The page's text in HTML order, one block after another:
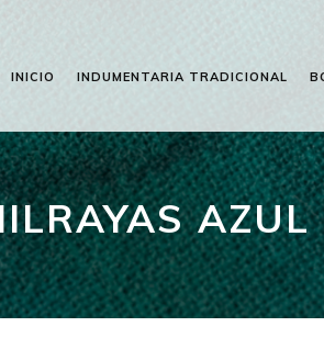
INICIO INDUMENTARIA TRADICIONAL
AZUL